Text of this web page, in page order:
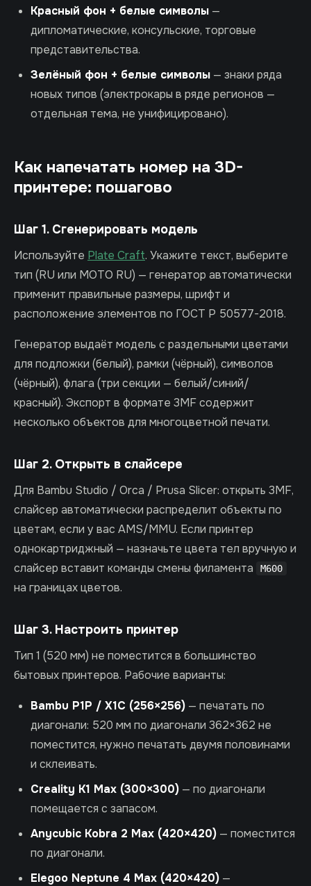
Красный фон + белые символы —
дипломатические, консульские, торговые
представительства.
Зелёный фон + белые символы — знаки ряда
новых типов (электрокары в ряде регионов —
отдельная тема, не унифицировано).
Как напечатать номер на 3D-
принтере: пошагово
Шаг 1. Сгенерировать модель
Используйте Plate Craft. Укажите текст, выберите
тип (RU или MOTO RU) — генератор автоматически
применит правильные размеры, шрифт и
расположение элементов по ГОСТ Р 50577-2018.
Генератор выдаёт модель с раздельными цветами
для подложки (белый), рамки (чёрный), символов
(чёрный), флага (три секции — белый/синий/
красный). Экспорт в формате 3MF содержит
несколько объектов для многоцветной печати.
Шаг 2. Открыть в слайсере
Для Bambu Studio / Orca / Prusa Slicer: открыть 3MF,
слайсер автоматически распределит объекты по
цветам, если у вас AMS/MMU. Если принтер
однокартриджный — назначьте цвета тел вручную и
слайсер вставит команды смены филамента
M600
на границах цветов.
Шаг 3. Настроить принтер
Тип 1 (520 мм) не поместится в большинство
бытовых принтеров. Рабочие варианты:
Bambu P1P / X1C (256×256) — печатать по
диагонали: 520 мм по диагонали 362×362 не
поместится, нужно печатать двумя половинами
и склеивать.
Creality K1 Max (300×300) — по диагонали
помещается с запасом.
Anycubic Kobra 2 Max (420×420) — поместится
по диагонали.
Elegoo Neptune 4 Max (420×420) —